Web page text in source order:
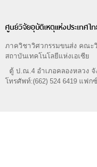
ศูนย์วิจัยอุบัติเหตุแห่งประเทศไ
ภาควิชาวิศวกรรมขนส่ง คณะ
สถาบันเทคโนโลยีแห่งเอเซีย
ตู้ ป.ณ.4 อำเภอคลองหลวง จั
โทรศัพท์:(662) 524 6419 แฟก